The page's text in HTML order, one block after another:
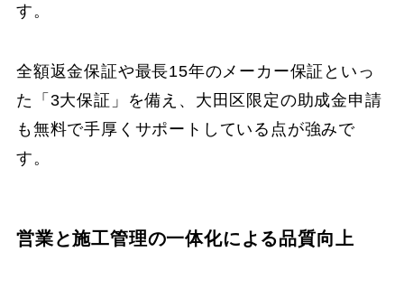
す。
全額返金保証や最長15年のメーカー保証といっ
た「3大保証」を備え、大田区限定の助成金申請
も無料で手厚くサポートしている点が強みで
す。
営業と施工管理の一体化による品質向上